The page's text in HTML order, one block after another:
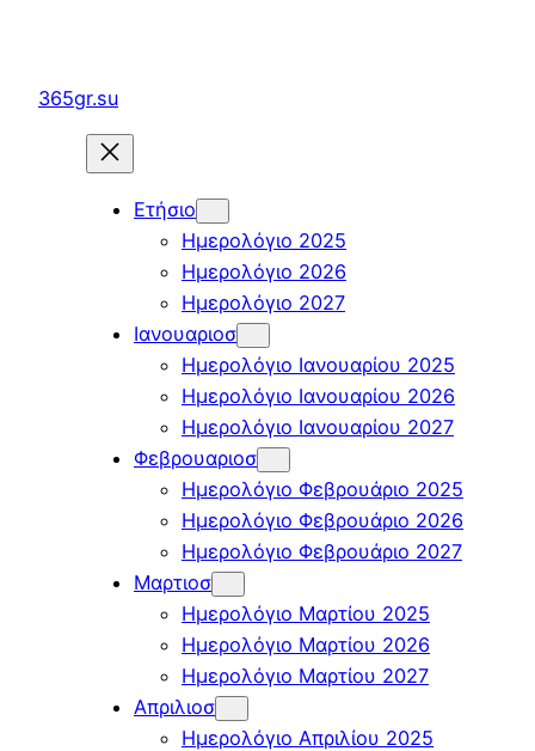
περιεχόμενο
365gr.su
Ετήσιο
Ημερολόγιο 2025
Ημερολόγιο 2026
Ημερολόγιο 2027
Ιανουαριοσ
Ημερολόγιο Ιανουαρίου 2025
Ημερολόγιο Ιανουαρίου 2026
Ημερολόγιο Ιανουαρίου 2027
Φεβρουαριοσ
Ημερολόγιο Φεβρουάριο 2025
Ημερολόγιο Φεβρουάριο 2026
Ημερολόγιο Φεβρουάριο 2027
Μαρτιοσ
Ημερολόγιο Μαρτίου 2025
Ημερολόγιο Μαρτίου 2026
Ημερολόγιο Μαρτίου 2027
Απριλιοσ
Ημερολόγιο Απριλίου 2025